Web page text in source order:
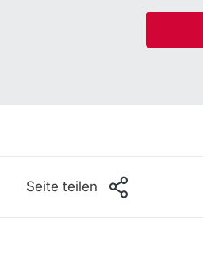
Seite teilen